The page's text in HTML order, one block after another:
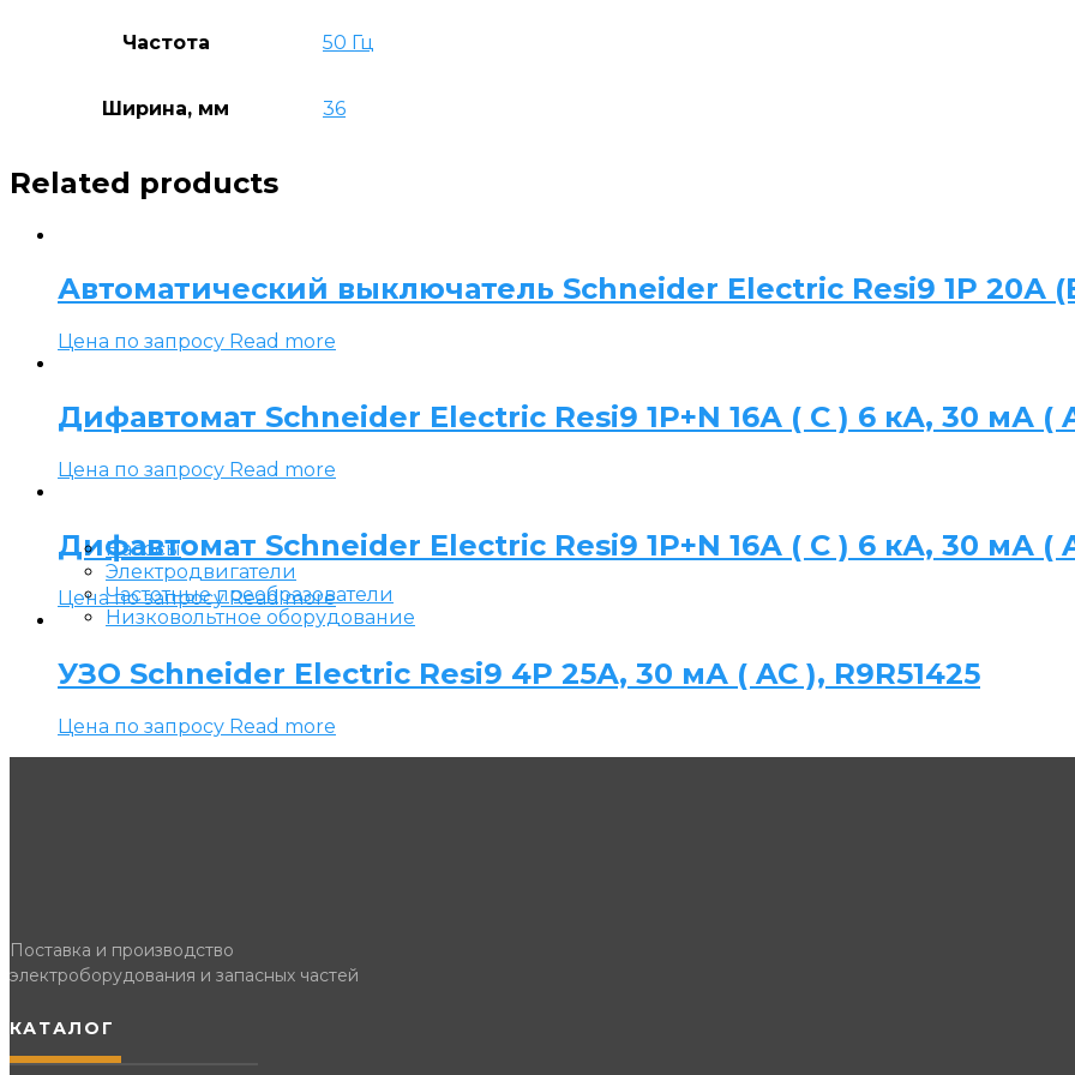
Насосы
Электродвигатели
Частотные преобразователи
Низковольтное оборудование
Частота 50 Гц
Ширина, мм 36
Related products
Автоматический выключатель Schneider Electric Resi9 1P 20А
Цена по запросу Read more
Дифавтомат Schneider Electric Resi9 1P+N 16А ( C ) 6 кА, 30 мА (
Цена по запросу Read more
Дифавтомат Schneider Electric Resi9 1P+N 16А ( C ) 6 кА, 30 мА (
Цена по запросу Read more
УЗО Schneider Electric Resi9 4P 25А, 30 мА ( AC ), R9R51425
Цена по запросу Read more
Поставка и производство
электроборудования и запасных частей
КАТАЛОГ